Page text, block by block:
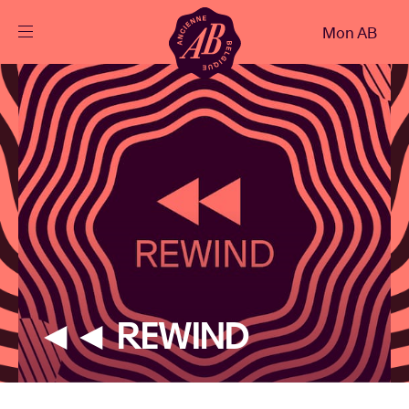
FR
Agenda
Projets
Actualités
Infos visiteurs
AB ❤ you
Mon AB
◄◄ REWIND